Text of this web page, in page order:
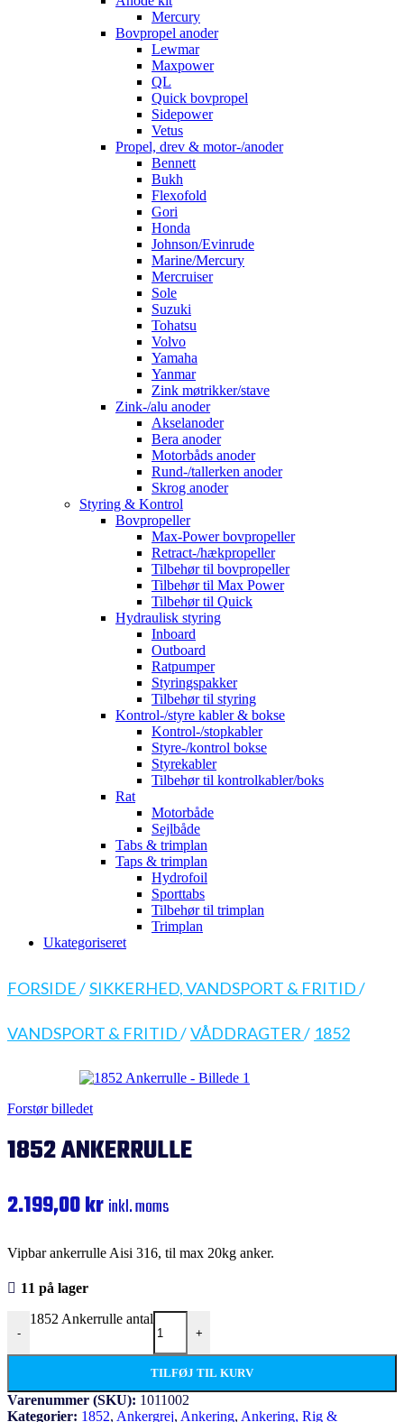
Mercury
Bovpropel anoder
Lewmar
Maxpower
QL
Quick bovpropel
Sidepower
Vetus
Propel, drev & motor-/anoder
Bennett
Bukh
Flexofold
Gori
Honda
Johnson/Evinrude
Marine/Mercury
Mercruiser
Sole
Suzuki
Tohatsu
Volvo
Yamaha
Yanmar
Zink møtrikker/stave
Zink-/alu anoder
Akselanoder
Bera anoder
Motorbåds anoder
Rund-/tallerken anoder
Skrog anoder
Styring & Kontrol
Bovpropeller
Max-Power bovpropeller
Retract-/hækpropeller
Tilbehør til bovpropeller
Tilbehør til Max Power
Tilbehør til Quick
Hydraulisk styring
Inboard
Outboard
Ratpumper
Styringspakker
Tilbehør til styring
Kontrol-/styre kabler & bokse
Kontrol-/stopkabler
Styre-/kontrol bokse
Styrekabler
Tilbehør til kontrolkabler/boks
Rat
Motorbåde
Sejlbåde
Tabs & trimplan
Taps & trimplan
Hydrofoil
Sporttabs
Tilbehør til trimplan
Trimplan
Ukategoriseret
FORSIDE/SIKKERHED, VANDSPORT & FRITID/
VANDSPORT & FRITID/VÅDDRAGTER/ 1852
Forstør billedet
1852 ANKERRULLE
2.199,00kr inkl. moms
Vipbar ankerrulle Aisi 316, til max 20kg anker.
11 på lager
-
1852 Ankerrulle antal
+
TILFØJ TIL KURV
Varenummer (SKU): 1011002
Kategorier: 1852, Ankergrej, Ankering, Ankering, Rig &